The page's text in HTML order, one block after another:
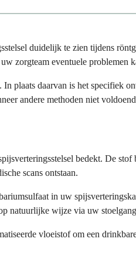
duidelijk te zien tijdens
zorgteam eventuele problemen
plaats daarvan is het specifiek
andere methoden niet
bedekt. De
scans ontstaan.
in uw
natuurlijke wijze via uw
vloeistof om een